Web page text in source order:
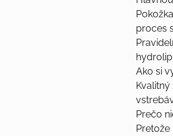
proces
Ako si
Prečo